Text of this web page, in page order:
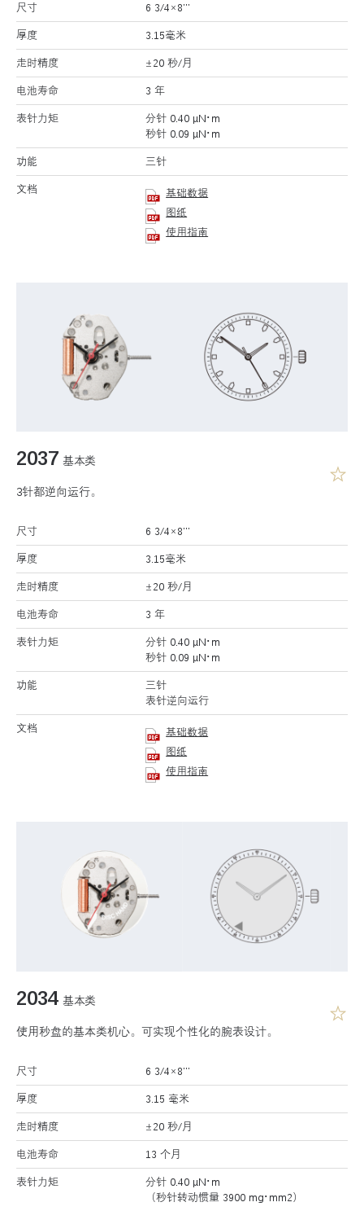
尺寸 6 3/4×8’’’
厚度 3.15毫米
走时精度 ±20 秒/月
电池寿命 3 年
表针力矩
分针 0.40 μN･m
秒针 0.09 μN･m
功能 三针
文档
基础数据
图纸
使用指南
2037 基本类
3针都逆向运行。
尺寸 6 3/4×8’’’
厚度 3.15毫米
走时精度 ±20 秒/月
电池寿命 3 年
表针力矩
分针 0.40 μN･m
秒针 0.09 μN･m
功能
三针
表针逆向运行
文档
基础数据
图纸
使用指南
2034 基本类
使用秒盘的基本类机心。可实现个性化的腕表设计。
尺寸 6 3/4×8’’’
厚度 3.15 毫米
走时精度 ±20 秒/月
电池寿命 13 个月
表针力矩
分针 0.40 μN･m
（秒针转动惯量 3900 mg･mm2）